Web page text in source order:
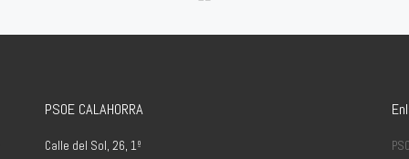
PSOE CALAHORRA
Calle del Sol, 26, 1º